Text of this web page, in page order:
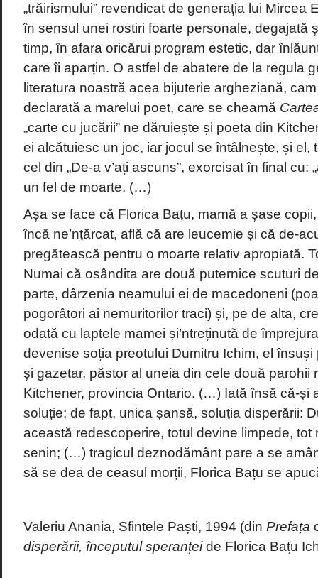
„trăirismului” revendicat de generația lui Mircea
în sensul unei rostiri foarte personale, degajată
timp, în afara oricărui program estetic, dar
care îi aparțin. O astfel de abatere de la regula
literatura noastră acea bijuterie argheziană,
declarată a marelui poet, care se cheamă
„carte cu jucării” ne dăruiește și poeta din
ei alcătuiesc un joc, iar jocul se întâlnește, și el,
cel din „De-a v’ați ascuns”, exorcisat în final cu:
un fel de moarte. (…)
Așa se face că Florica Bațu, mamă a șase
încă ne’nțărcat, află că are leucemie și că de-
pregătească pentru o moarte relativ apropiată.
Numai că osândita are două puternice scuturi
parte, dârzenia neamului ei de macedoneni
pogorâtori ai nemuritorilor traci) și, pe de alta,
odată cu laptele mamei și’ntreținută de
devenise soția preotului Dumitru Ichim, el
și gazetar, păstor al uneia din cele două parohii
Kitchener, provincia Ontario. (…) Iată însă că-și
soluție; de fapt, unica șansă, soluția disperării:
această redescoperire, totul devine limpede, tot
senin; (…) tragicul deznodământ pare a se
să se dea de ceasul morții, Florica Bațu se
Valeriu Anania, Sfintele Paști, 1994 (din Prefața
disperării, începutul speranțeide Florica Bațu